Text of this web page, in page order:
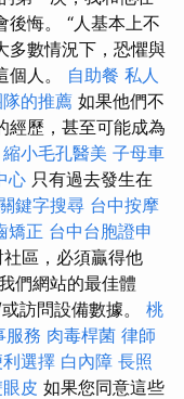
後悔。 “人基本上不
多數情況下，恐懼與
個人。 自助餐 私人
的推薦 如果他們不
經歷，甚至可能成為
縮小毛孔醫美 子母車
心 只有過去發生在
鍵字搜尋 台中按摩
矯正 台中台胞證申
區，必須贏得他
們網站的最佳體
訪問設備數據。 桃
服務 肉毒桿菌 律師
選擇 白內障 長照
皮 如果您同意這些